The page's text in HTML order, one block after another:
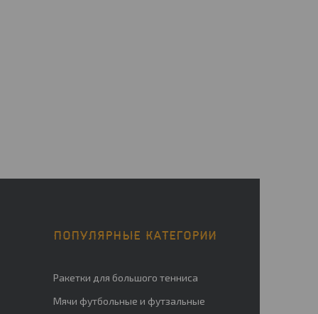
ПОПУЛЯРНЫЕ КАТЕГОРИИ
Ракетки для большого тенниса
Мячи футбольные и футзальные